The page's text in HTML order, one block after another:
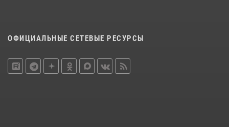
ОФИЦИАЛЬНЫЕ СЕТЕВЫЕ РЕСУРСЫ